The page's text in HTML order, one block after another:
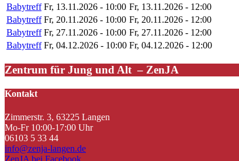
Babytreff Fr, 13.11.2026 - 10:00 Fr, 13.11.2026 - 12:00
Babytreff Fr, 20.11.2026 - 10:00 Fr, 20.11.2026 - 12:00
Babytreff Fr, 27.11.2026 - 10:00 Fr, 27.11.2026 - 12:00
Babytreff Fr, 04.12.2026 - 10:00 Fr, 04.12.2026 - 12:00
Zentrum für Jung und Alt – ZenJA
Kontakt
Zimmerstr. 3, 63225 Langen
Mo-Fr 10:00-17:00 Uhr
06103 5 33 44
info@zenja-langen.de
ZenJA bei Facebook